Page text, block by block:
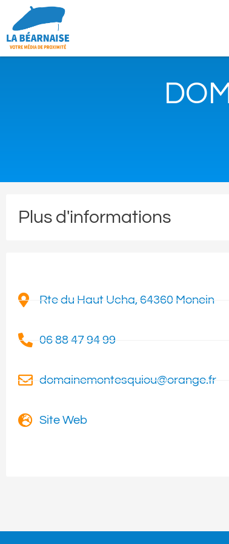
Plus d'informations
Rte du Haut Ucha, 64360 Monein
06 88 47 94 99
domainemontesquiou@orange.fr
Site Web